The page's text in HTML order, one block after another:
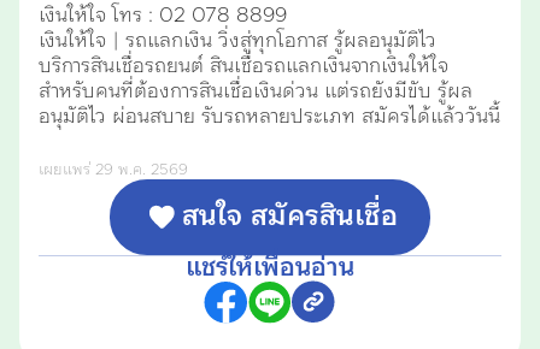
เงินให้ใจ โทร : 02 078 8899
เงินให้ใจ | รถแลกเงิน วิ่งสู่ทุกโอกาส รู้ผลอนุมัติไว
บริการสินเชื่อรถยนต์ สินเชื่อรถแลกเงินจากเงินให้ใจ
สำหรับคนที่ต้องการสินเชื่อเงินด่วน แต่รถยังมีขับ รู้ผล
อนุมัติไว ผ่อนสบาย รับรถหลายประเภท สมัครได้แล้ววันนี้
เผยแพร่ 29 พ.ค. 2569
สนใจ สมัครสินเชื่อ
แชร์ให้เพื่อนอ่าน